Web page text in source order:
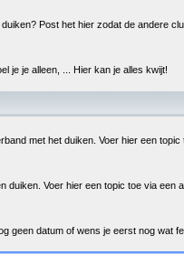
Post het hier zodat de andere
je je alleen, ... Hier kan je alles kwijt!
met het duiken. Voer hier een
duiken. Voer hier een topic toe via een
geen datum of wens je eerst nog wat